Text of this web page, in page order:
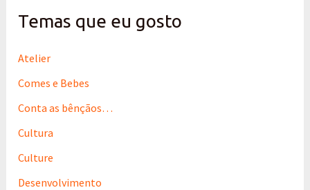
s
a
p
r
Temas que eu gosto
Atelier
Comes e Bebes
Conta as bênçãos…
Cultura
Culture
Desenvolvimento